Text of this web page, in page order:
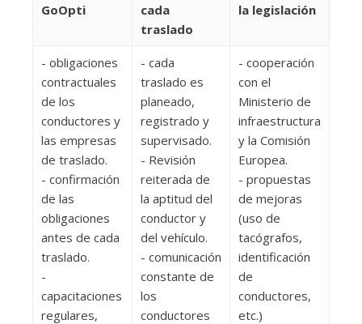
GoOpti
cada
traslado
la legislación
- obligaciones
contractuales
de los
conductores y
las empresas
de traslado.
- confirmación
de las
obligaciones
antes de cada
traslado.
-
capacitaciones
regulares,
- cada
traslado es
planeado,
registrado y
supervisado.
- Revisión
reiterada de
la aptitud del
conductor y
del vehículo.
- comunicación
constante de
los
conductores
- cooperación
con el
Ministerio de
infraestructura
y la Comisión
Europea.
- propuestas
de mejoras
(uso de
tacógrafos,
identificación
de
conductores,
etc.)